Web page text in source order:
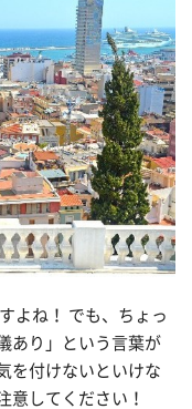
よね！ でも、ちょっ
あり」という言葉が
を付けないといけな
意してください！